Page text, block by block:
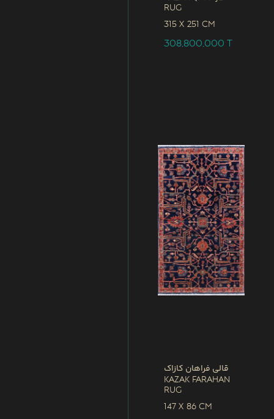
Rug
315 x 251 CM
308,800,000T
قالی فراهان کازاک
Kazak Farahan
Rug
147 x 86 CM